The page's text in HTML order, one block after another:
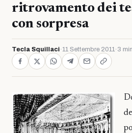
ritrovamento dei
con sorpresa
Tecla Squillaci ·11 Settembre 2011· 3